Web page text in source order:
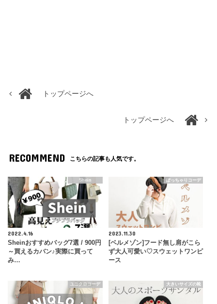
トップページへ
トップページへ
RECOMMEND こちらの記事も人気です。
Shein
2022.4.16
Sheinおすすめバッグ7選 / 900円
～買えるカバン♪実際に買って
み…
ぽっちゃりコーデ
2023.11.30
[ベルメゾン]フード無し肩がこら
ず大人可愛い♡スウェットワンピ
ース
ユニクロコーデ 大きいサイズの靴